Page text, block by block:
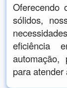
Oferecendo
sólidos,
eficiência
automação,
para